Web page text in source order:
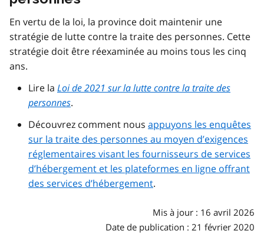
En vertu de la loi, la province doit maintenir une
stratégie de lutte contre la traite des personnes. Cette
stratégie doit être réexaminée au moins tous les cinq
ans.
Lire la Loi de 2021 sur la lutte contre la traite des
personnes.
Découvrez comment nous appuyons les enquêtes
sur la traite des personnes au moyen d’exigences
réglementaires visant les fournisseurs de services
d’hébergement et les plateformes en ligne offrant
des services d’hébergement.
Mis à jour : 16 avril 2026
Date de publication : 21 février 2020